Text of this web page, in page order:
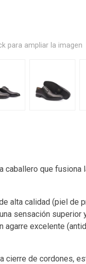
para ampliar la imagen
caballero que
alta calidad (piel de
sensación superior
agarre excelente
cierre de cordones,